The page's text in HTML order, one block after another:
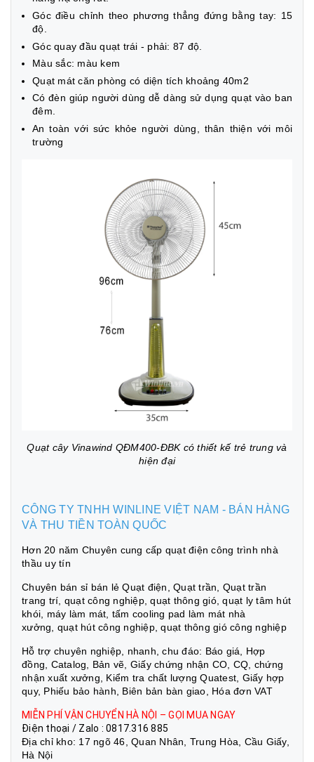
Góc điều chỉnh theo phương thẳng đứng bằng tay: 15
độ.
Góc quay đầu quạt trái - phải: 87 độ.
Màu sắc: màu kem
Quạt mát căn phòng có diện tích khoảng 40m2
Có đèn giúp người dùng dễ dàng sử dụng quạt vào ban
đêm.
An toàn với sức khỏe người dùng, thân thiện với môi
trường
Quạt cây Vinawind QĐM400-ĐBK có thiết kế trẻ trung và
hiện đại
CÔNG TY TNHH WINLINE VIỆT NAM - BÁN HÀNG
VÀ THU TIỀN TOÀN QUỐC
Hơn 20 năm Chuyên cung cấp quạt điện công trình nhà
thầu uy tín
Chuyên bán sỉ bán lẻ Quạt điện, Quạt trần, Quạt trần
trang trí, quạt công nghiệp, quạt thông gió, quạt ly tâm hút
khói, máy làm mát, tấm cooling pad làm mát nhà
xưởng, quạt hút công nghiệp, quạt thông gió công nghiệp
Hỗ trợ chuyên nghiệp, nhanh, chu đáo: Báo giá, Hợp
đồng, Catalog, Bản vẽ, Giấy chứng nhận CO, CQ, chứng
nhận xuất xưởng, Kiểm tra chất lượng Quatest, Giấy hợp
quy, Phiếu bảo hành, Biên bản bàn giao, Hóa đơn VAT
MIỄN PHÍ VẬN CHUYỂN HÀ NỘI – GỌI MUA NGAY
Điện thoại / Zalo : 0817.316 885
Địa chỉ kho: 17 ngõ 46, Quan Nhân, Trung Hòa, Cầu Giấy,
Hà Nội